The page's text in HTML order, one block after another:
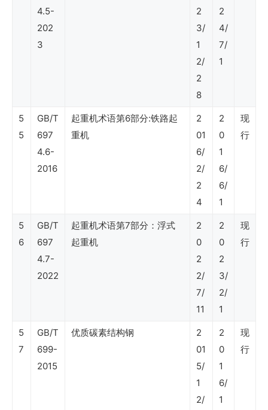
察）
4.5-
202
3
2
3/
1
2/
2
8
2
4/
7/
1
5
5
GB/T
697
4.6-
2016
起重机术语第6部分:铁路起
重机
2
01
6/
2/
2
4
2
0
1
6/
6/
1
现
行
5
6
GB/T
697
4.7-
2022
起重机术语第7部分：浮式
起重机
2
0
2
2/
7/
11
2
0
2
3/
2/
1
现
行
5
7
GB/T
699-
2015
优质碳素结构钢
2
01
5/
1
2/
2
0
1
6/
1
现
行